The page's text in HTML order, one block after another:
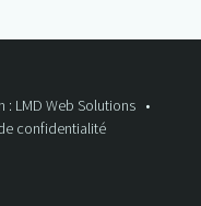
LMD Web Solutions
confidentialité